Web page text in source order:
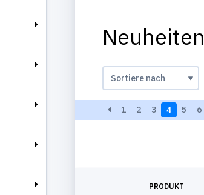
Neuheiten
1 2 3 4 5 6
PRODUKT